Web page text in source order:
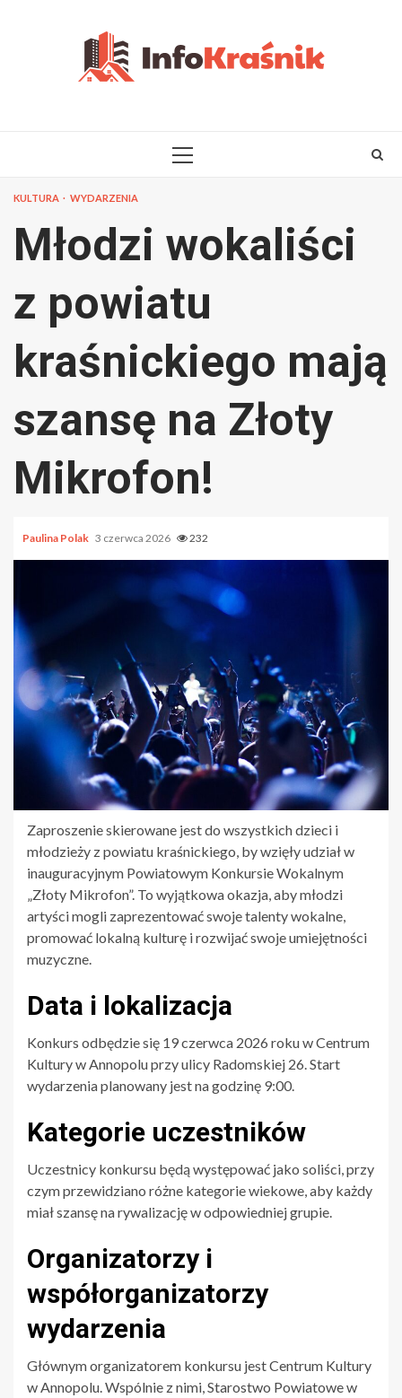
PRIMARY
KULTURA WYDARZENIA
Młodzi wokaliści
z powiatu
kraśnickiego mają
szansę na Złoty
Mikrofon!
Paulina Polak 3 czerwca 2026 232
Zaproszenie skierowane jest do wszystkich dzieci i
młodzieży z powiatu kraśnickiego, by wzięły udział w
inauguracyjnym Powiatowym Konkursie Wokalnym
„Złoty Mikrofon”. To wyjątkowa okazja, aby młodzi
artyści mogli zaprezentować swoje talenty wokalne,
promować lokalną kulturę i rozwijać swoje umiejętności
muzyczne.
Data i lokalizacja
Konkurs odbędzie się 19 czerwca 2026 roku w Centrum
Kultury w Annopolu przy ulicy Radomskiej 26. Start
wydarzenia planowany jest na godzinę 9:00.
Kategorie uczestników
Uczestnicy konkursu będą występować jako soliści, przy
czym przewidziano różne kategorie wiekowe, aby każdy
miał szansę na rywalizację w odpowiedniej grupie.
Organizatorzy i
współorganizatorzy
wydarzenia
Głównym organizatorem konkursu jest Centrum Kultury
w Annopolu. Wspólnie z nimi, Starostwo Powiatowe w